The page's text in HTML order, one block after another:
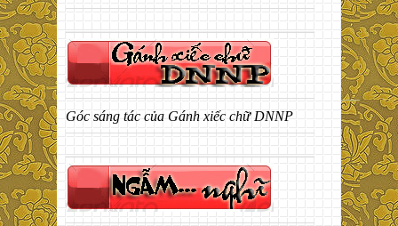
Góc sáng tác của Gánh xiếc chữ DNNP